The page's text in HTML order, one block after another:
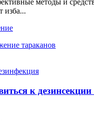
методы и
изба...
к